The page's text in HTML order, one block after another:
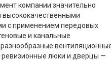
компании значительно
высококачественными
с применением передовых
и канальные
ревизионные люки и дверцы —